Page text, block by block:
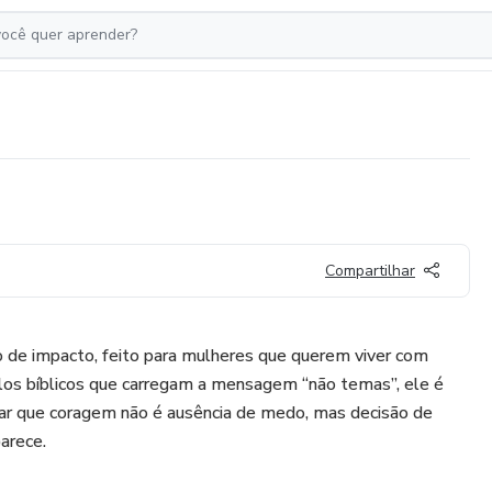
Compartilhar
impacto, feito para mulheres que querem viver com
bíblicos que carregam a mensagem “não temas”, ele é
que coragem não é ausência de medo, mas decisão de